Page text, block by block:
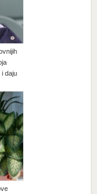
i daju